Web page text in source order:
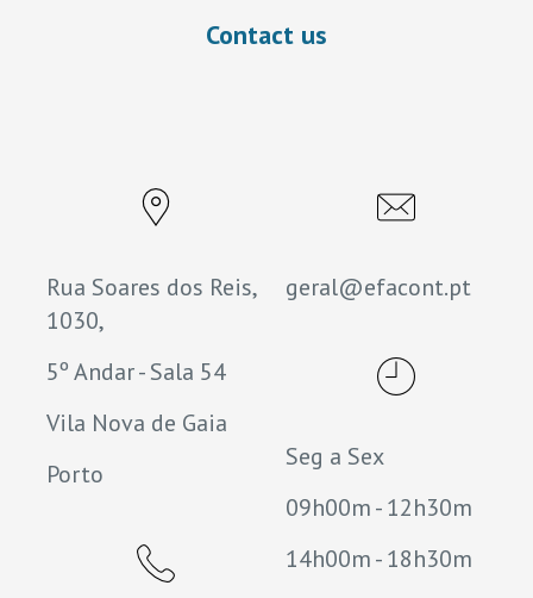
Contact us
Rua Soares dos Reis,
1030,
5º Andar - Sala 54
Vila Nova de Gaia
Porto
geral@efacont.pt
Seg a Sex
09h00m - 12h30m
14h00m - 18h30m